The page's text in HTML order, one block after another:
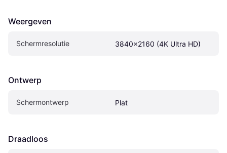
Weergeven
Schermresolutie 3840x2160 (4K Ultra HD)
Ontwerp
Schermontwerp Plat
Draadloos